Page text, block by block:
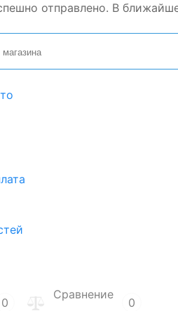
отправлено. В
0
Сравнение
0